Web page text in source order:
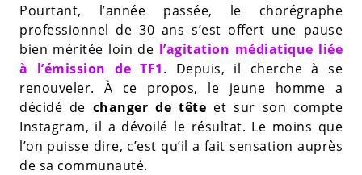
Pourtant, l’année passée, le chorégraphe
professionnel de 30 ans s’est offert une pause
bien méritée loin de l’agitation médiatique liée
à l’émission de TF1. Depuis, il cherche à se
renouveler. À ce propos, le jeune homme a
décidé de changer de tête et sur son compte
Instagram, il a dévoilé le résultat. Le moins que
l’on puisse dire, c’est qu’il a fait sensation auprès
de sa communauté.